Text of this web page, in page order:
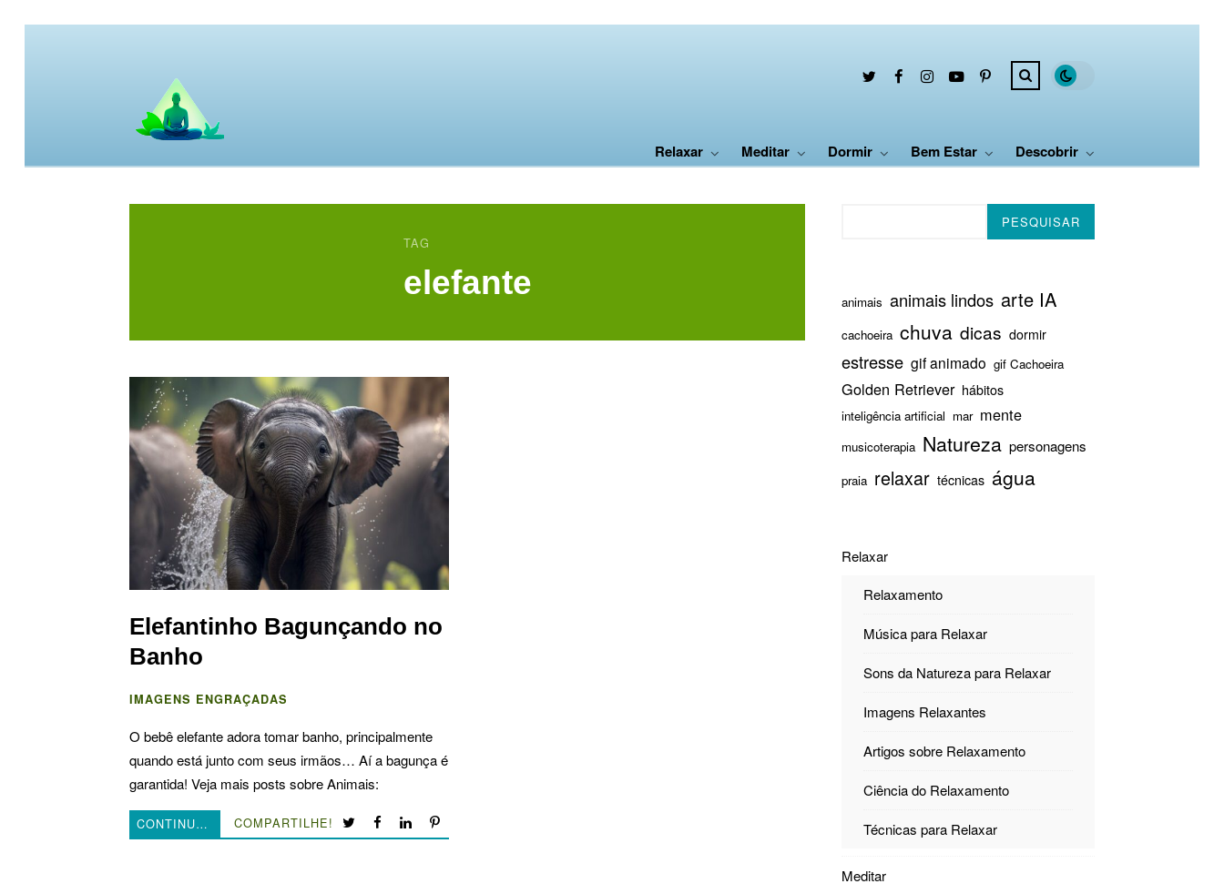
Relaxar Meditar Dormir Bem Estar Descobrir
TAG
elefante
Elefantinho Bagunçando no
Banho
IMAGENS ENGRAÇADAS
O bebê elefante adora tomar banho, principalmente
quando está junto com seus irmãos… Aí a bagunça é
garantida! Veja mais posts sobre Animais:
CONTINUE LENDO COMPARTILHE!
PESQUISAR
animais animais lindos arte IA
cachoeira chuva dicas dormir
estresse gif animado gif Cachoeira
Golden Retriever hábitos
inteligência artificial mar mente
musicoterapia Natureza personagens
praia relaxar técnicas água
Relaxar
Relaxamento
Música para Relaxar
Sons da Natureza para Relaxar
Imagens Relaxantes
Artigos sobre Relaxamento
Ciência do Relaxamento
Técnicas para Relaxar
Meditar